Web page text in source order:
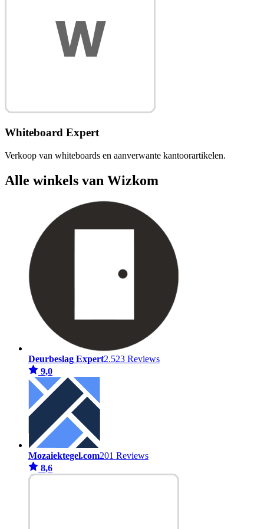
Whiteboard Expert
Verkoop van whiteboards en aanverwante kantoorartikelen.
Alle winkels van Wizkom
Deurbeslag Expert2.523 Reviews
9,0
Mozaiektegel.com201 Reviews
8,6